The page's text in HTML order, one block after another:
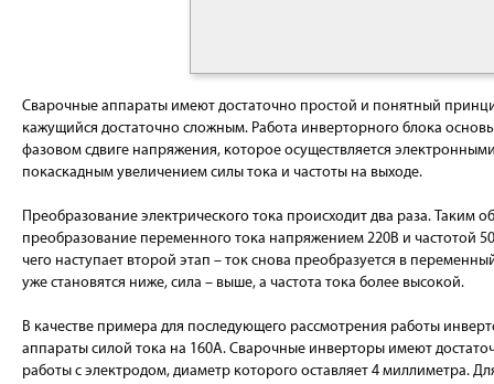
Сварочные аппараты имеют достаточно простой и понятный
кажущийся достаточно сложным. Работа инверторного блока
фазовом сдвиге напряжения, которое осуществляется
покаскадным увеличением силы тока и частоты на выходе.
Преобразование электрического тока происходит два раза. Таким
преобразование переменного тока напряжением 220В и частотой
чего наступает второй этап – ток снова преобразуется в
уже становятся ниже, сила – выше, а частота тока более высокой.
В качестве примера для последующего рассмотрения работы
аппараты силой тока на 160А. Сварочные инверторы имеют
работы с электродом, диаметр которого оставляет 4 миллиметра.